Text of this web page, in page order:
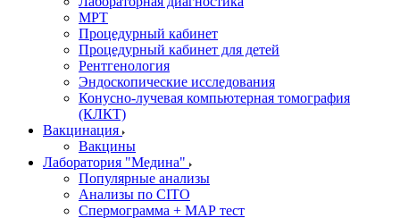
МРТ
Процедурный кабинет
Процедурный кабинет для детей
Рентгенология
Эндоскопические исследования
Конусно-лучевая компьютерная томография
(КЛКТ)
Вакцинация
Вакцины
Лаборатория "Медина"
Популярные анализы
Анализы по CITO
Спермограмма + МАР тест